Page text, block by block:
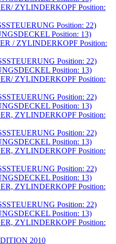
ZYLINDERKOPF Position:
Position: 22)
Position: 13)
/ ZYLINDERKOPF Position:
Position: 22)
Position: 13)
ZYLINDERKOPF Position:
Position: 22)
Position: 13)
ZYLINDERKOPF Position:
Position: 22)
Position: 13)
ZYLINDERKOPF Position:
Position: 22)
Position: 13)
ZYLINDERKOPF Position:
Position: 22)
Position: 13)
ZYLINDERKOPF Position:
2010